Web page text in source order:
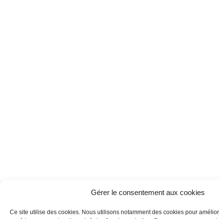
Gérer le consentement aux cookies
Ce site utilise des cookies. Nous utilisons notamment des cookies pour